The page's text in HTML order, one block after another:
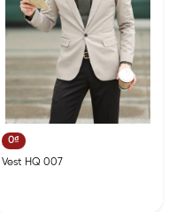
0₫
Vest HQ 007